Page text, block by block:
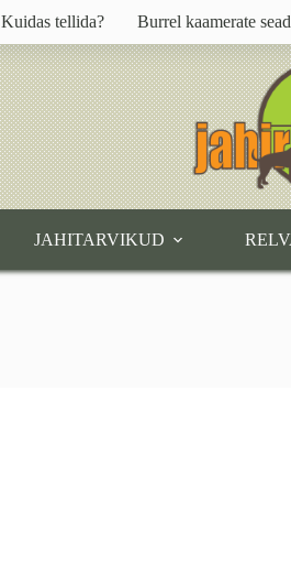
Kuidas tellida? Burrel kaamerate
JAHITARVIKUD